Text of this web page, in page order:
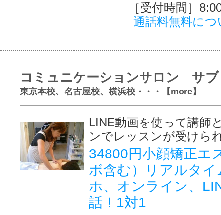
［受付時間］
通話料無料につ
コミュニケーションサロン サブ
東京本校、名古屋校、横浜校・・・【more】
LINE動画を使って講師
ンでレッスンが受けら
34800円小顔矯正エ
ボ含む）リアルタイ
ホ、オンライン、
話！1対1